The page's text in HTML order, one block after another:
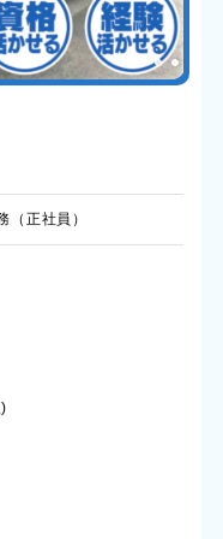
（正社員）